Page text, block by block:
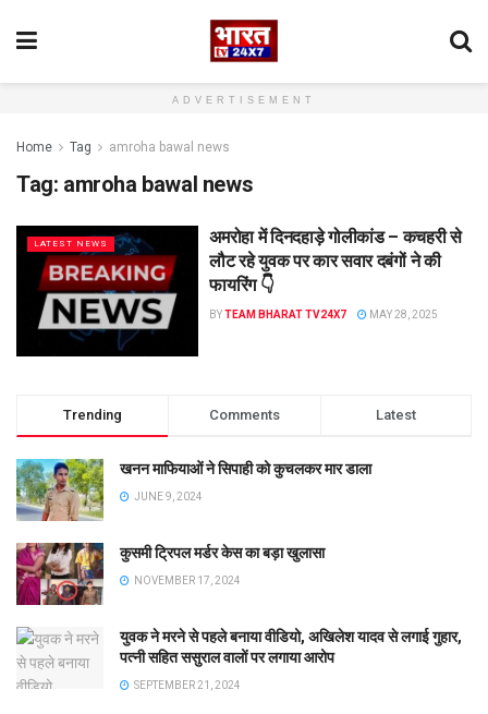
ADVERTISEMENT
Home Tag amroha bawal news
Tag: amroha bawal news
LATEST NEWS
अमरोहा में दिनदहाड़े गोलीकांड – कचहरी से
लौट रहे युवक पर कार सवार दबंगों ने की
फायरिंग 👇
BYTEAM BHARAT TV24X7 MAY 28, 2025
Trending Comments Latest
खनन माफियाओं ने सिपाही को कुचलकर मार डाला
JUNE 9, 2024
कुसमी ट्रिपल मर्डर केस का बड़ा खुलासा
NOVEMBER 17, 2024
युवक ने मरने से पहले बनाया वीडियो, अखिलेश यादव से लगाई गुहार,
पत्नी सहित ससुराल वालों पर लगाया आरोप
SEPTEMBER 21, 2024